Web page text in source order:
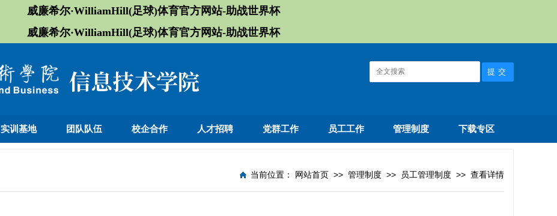
威廉希尔·WilliamHill(足球)体育官方网站-助战世界杯
威廉希尔·WilliamHill(足球)体育官方网站-助战世界杯
实训基地 团队队伍 校企合作 人才招聘 党群工作 员工工作 管理制度 下载专区
当前位置： 网站首页 >> 管理制度 >> 员工管理制度 >> 查看详情